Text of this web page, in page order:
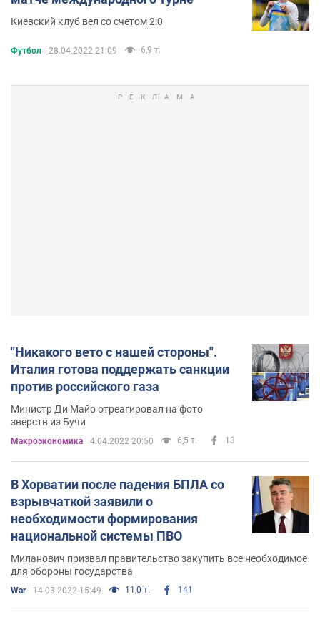
Киевский клуб вел со счетом 2:0
Футбол 28.04.2022 21:09 6,9 т.
"Никакого вето с нашей стороны".
Италия готова поддержать санкции
против российского газа
Министр Ди Майо отреагировал на фото
зверств из Бучи
Mакроэкономика 4.04.2022 20:50 6,5 т. 13
В Хорватии после падения БПЛА со
взрывчаткой заявили о
необходимости формирования
национальной системы ПВО
Миланович призвал правительство закупить все необходимое
для обороны государства
War 14.03.2022 15:49 11,0 т. 141